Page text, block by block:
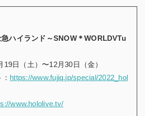
ハイランド～SNOW＊WORLDVTu
19日（土）〜12月30日（金）
https://www.fujiq.jp/special/2022_hol
www.hololive.tv/